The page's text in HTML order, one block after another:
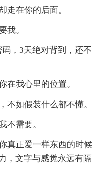
走在你的后面。
我。
，3天绝对背到，还不
在我心里的位置。
不如假装什么都不懂。
不需要。
真正爱一样东西的时候
，文字与感觉永远有隔